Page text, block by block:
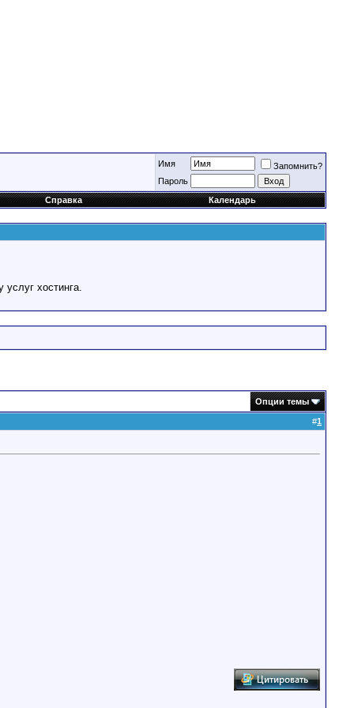
Имя
Запомнить?
Пароль
Справка
Календарь
хостинга.
Опции темы
#1